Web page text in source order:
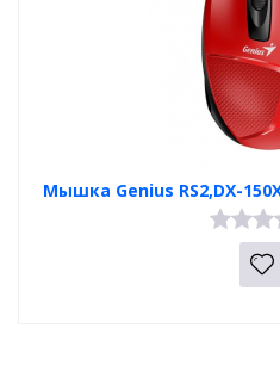
Мышка Genius RS2,DX-